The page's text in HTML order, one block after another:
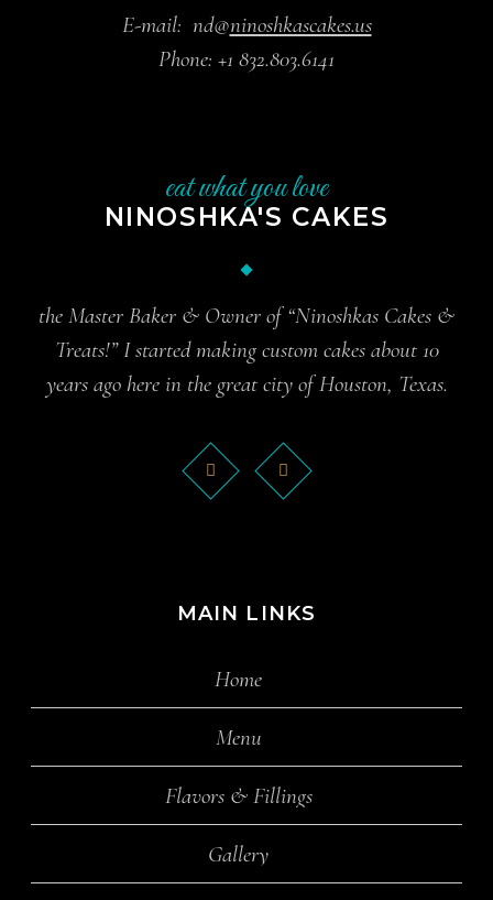
E-mail: nd@ninoshkascakes.us
Phone: +1 832.803.6141
eat what you love
NINOSHKA'S CAKES
the Master Baker & Owner of “Ninoshkas Cakes &
Treats!” I started making custom cakes about 10
years ago here in the great city of Houston, Texas.
MAIN LINKS
Home
Menu
Flavors & Fillings
Gallery